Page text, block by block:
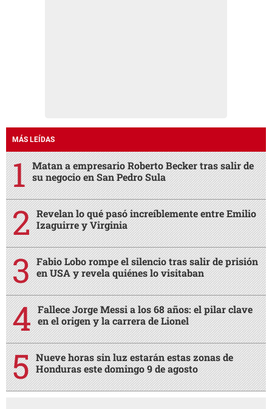
MÁS LEÍDAS
Matan a empresario Roberto Becker tras salir de
su negocio en San Pedro Sula
Revelan lo qué pasó increíblemente entre Emilio
Izaguirre y Virginia
Fabio Lobo rompe el silencio tras salir de prisión
en USA y revela quiénes lo visitaban
Fallece Jorge Messi a los 68 años: el pilar clave
en el origen y la carrera de Lionel
Nueve horas sin luz estarán estas zonas de
Honduras este domingo 9 de agosto